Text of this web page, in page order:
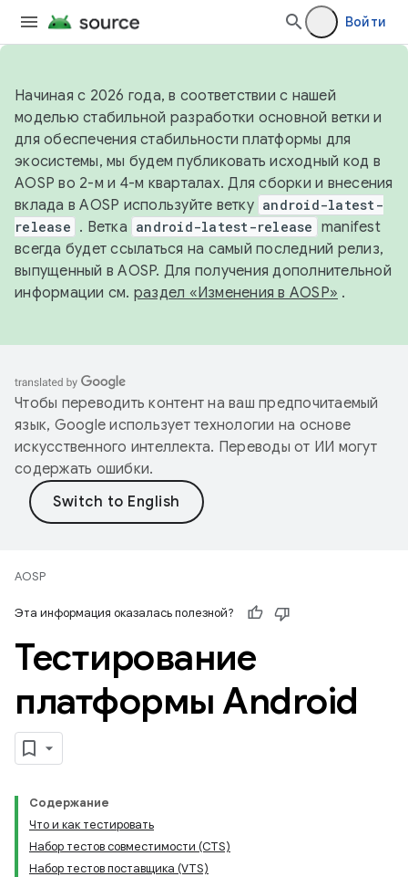
Войти
Начиная с 2026 года, в соответствии с нашей
моделью стабильной разработки основной ветки и
для обеспечения стабильности платформы для
экосистемы, мы будем публиковать исходный код в
AOSP во 2-м и 4-м кварталах. Для сборки и внесения
вклада в AOSP используйте ветку android-latest-
release . Ветка android-latest-release manifest
всегда будет ссылаться на самый последний релиз,
выпущенный в AOSP. Для получения дополнительной
информации см. раздел «Изменения в AOSP» .
Чтобы переводить контент на ваш предпочитаемый
язык, Google использует технологии на основе
искусственного интеллекта. Переводы от ИИ могут
содержать ошибки.
AOSP
Эта информация оказалась полезной?
Тестирование
платформы Android
Содержание
Что и как тестировать
Набор тестов совместимости (CTS)
Набор тестов поставщика (VTS)